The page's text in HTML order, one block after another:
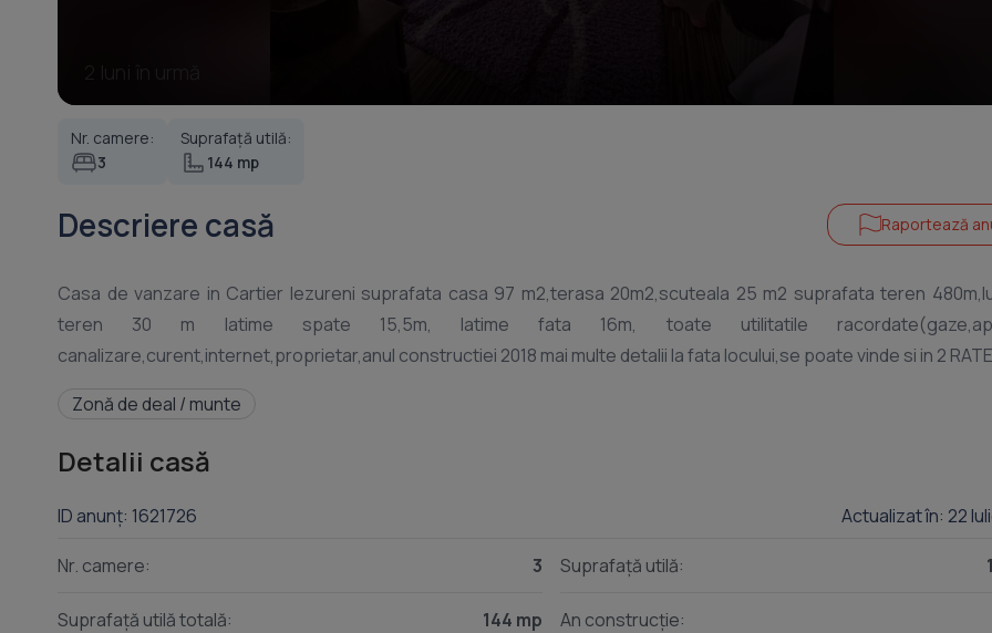
Nr. camere:
3
Suprafață utilă:
144 mp
Descriere casă Raportează
Casa de vanzare in Cartier Iezureni suprafata casa 97 m2,terasa 20m2,scuteala 25 m2 suprafata teren
teren 30 m latime spate 15,5m, latime fata 16m, toate utilitatile
Zonă de deal / munte
Detalii casă
Actualizat în: 22
ID anunț: 1621726
Nr. camere: 3 Suprafață utilă:
Suprafață utilă totală: 144 mp An construcție: